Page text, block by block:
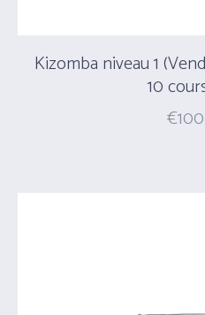
Kizomba niveau 1
10
€